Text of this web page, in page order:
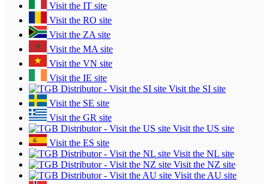
Visit the IT site
Visit the RO site
Visit the ZA site
Visit the MA site
Visit the VN site
Visit the IE site
Visit the SI site
Visit the SE site
Visit the GR site
Visit the US site
Visit the ES site
Visit the NL site
Visit the NZ site
Visit the AU site